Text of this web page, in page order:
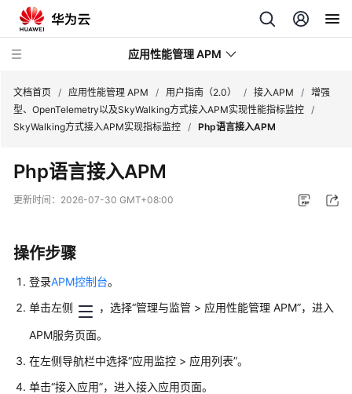
应用性能管理 APM
动
态
品
介
绍
计
说
明
文档首页 / 应用性能管理 APM / 用户指南（2.0） / 接入APM / 增强
型、OpenTelemetry以及SkyWalking方式接入APM实现性能指标监控 /
SkyWalking方式接入APM实现指标监控 / Php语言接入APM
Php语言接入APM
更新时间： 2026-07-30 GMT+08:00
操作步骤
登录APM控制台。
单击左侧
，选择“管理与监管 > 应用性能管理 APM”，进入
APM服务页面。
在左侧导航栏中选择“应用监控 > 应用列表”。
单击“接入应用”，进入接入应用页面。